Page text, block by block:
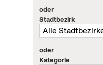
oder
Stadtbezirk
oder
Kategorie